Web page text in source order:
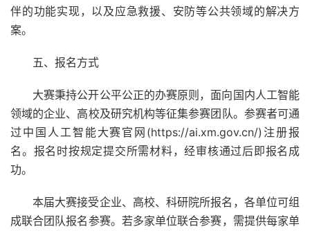
伴的功能实现，以及应急救援、安防等公共领域的解决方
案。
五、报名方式
大赛秉持公开公平公正的办赛原则，面向国内人工智能
领域的企业、高校及研究机构等征集参赛团队。参赛者可通
过中国人工智能大赛官网(https://ai.xm.gov.cn/)注册报
名。报名时按规定提交所需材料，经审核通过后即报名成
功。
本届大赛接受企业、高校、科研院所报名，各单位可组
成联合团队报名参赛。若多家单位联合参赛，需提供每家单